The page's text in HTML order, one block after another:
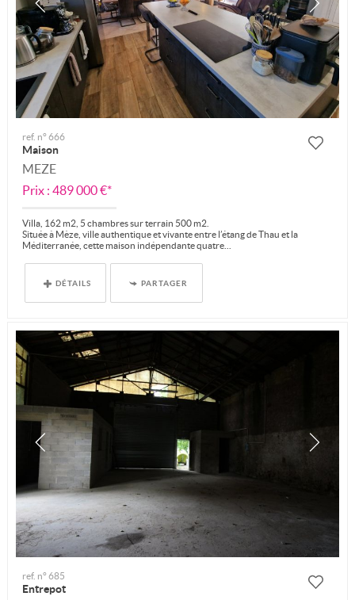
ref. n° 666
Maison
MEZE
Prix : 489 000 €*
Villa, 162 m2, 5 chambres sur terrain 500 m2.
Située à Mèze, ville authentique et vivante entre l’étang de Thau et la
Méditerranée, cette maison indépendante quatre...
DÉTAILS PARTAGER
ref. n° 685
Entrepot